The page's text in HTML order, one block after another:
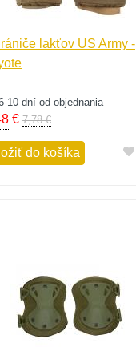
lakťov US Army -
10 dní od objednania
€ 7,78 €
do košíka